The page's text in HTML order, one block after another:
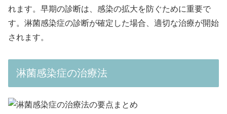
れます。早期の診断は、感染の拡大を防ぐために重要で
す。淋菌感染症の診断が確定した場合、適切な治療が開始
されます。
淋菌感染症の治療法